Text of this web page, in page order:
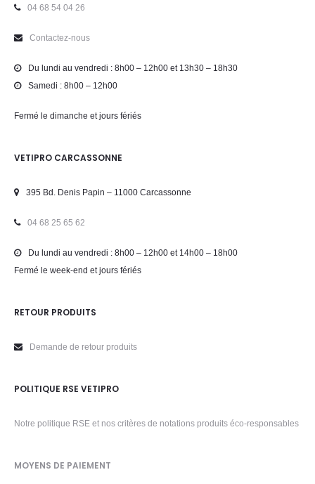
04 68 54 04 26
Contactez-nous
Du lundi au vendredi : 8h00 – 12h00 et 13h30 – 18h30
Samedi : 8h00 – 12h00
Fermé le dimanche et jours fériés
VETIPRO CARCASSONNE
395 Bd. Denis Papin – 11000 Carcassonne
04 68 25 65 62
Du lundi au vendredi : 8h00 – 12h00 et 14h00 – 18h00
Fermé le week-end et jours fériés
RETOUR PRODUITS
Demande de retour produits
POLITIQUE RSE VETIPRO
Notre politique RSE et nos critères de notations produits éco-responsables
MOYENS DE PAIEMENT